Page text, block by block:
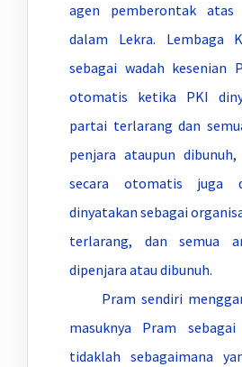
agen pemberontak atas
dalam Lekra. Lembaga
sebagai wadah kesenian
otomatis ketika PKI
partai terlarang dan
penjara ataupun
secara otomatis juga
dinyatakan sebagai
terlarang, dan semua
dipenjara atau dibunuh.
Pram sendiri
masuknya Pram
tidaklah sebagaimana